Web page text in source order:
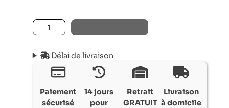
quantité de BOUGIE PARFUMÉE STONES MARBLE
Délai de livraison
Paiement
sécurisé
14 jours
pour
Retrait
GRATUIT
Livraison
à domicile